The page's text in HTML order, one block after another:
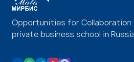
Opportunities for Collaboration
private business school in